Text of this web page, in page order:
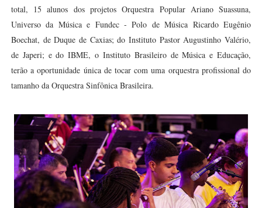
total, 15 alunos dos projetos Orquestra Popular Ariano Suassuna,
Universo da Música e Fundec - Polo de Música Ricardo Eugênio
Boechat, de Duque de Caxias; do Instituto Pastor Augustinho Valério,
de Japeri; e do IBME, o Instituto Brasileiro de Música e Educação,
terão a oportunidade única de tocar com uma orquestra profissional do
tamanho da Orquestra Sinfônica Brasileira.